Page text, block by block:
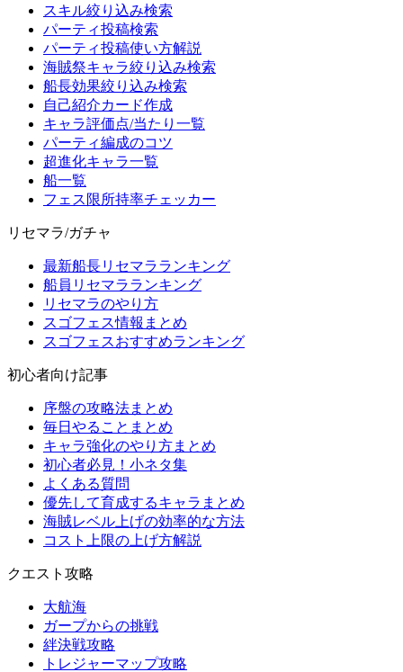
スキル絞り込み検索
パーティ投稿検索
パーティ投稿使い方解説
海賊祭キャラ絞り込み検索
船長効果絞り込み検索
自己紹介カード作成
キャラ評価点/当たり一覧
パーティ編成のコツ
超進化キャラ一覧
船一覧
フェス限所持率チェッカー
リセマラ/ガチャ
最新船長リセマラランキング
船員リセマラランキング
リセマラのやり方
スゴフェス情報まとめ
スゴフェスおすすめランキング
初心者向け記事
序盤の攻略法まとめ
毎日やることまとめ
キャラ強化のやり方まとめ
初心者必見！小ネタ集
よくある質問
優先して育成するキャラまとめ
海賊レベル上げの効率的な方法
コスト上限の上げ方解説
クエスト攻略
大航海
ガープからの挑戦
絆決戦攻略
トレジャーマップ攻略